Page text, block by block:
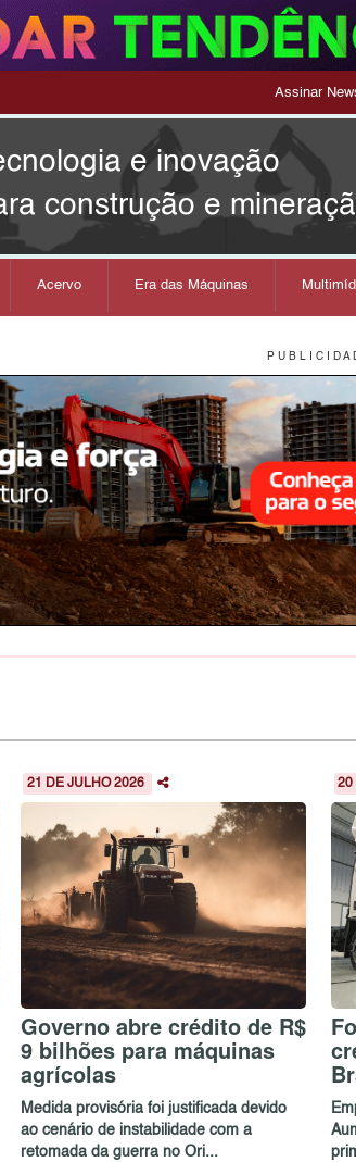
Assinar
e inovação
construção e
Acervo Era das Máquinas
P U B L I C I D A
21 DE JULHO 2026
Governo abre crédito de R$
9 bilhões para máquinas
agrícolas
Medida provisória foi justificada devido
ao cenário de instabilidade com a
retomada da guerra no Ori...
20